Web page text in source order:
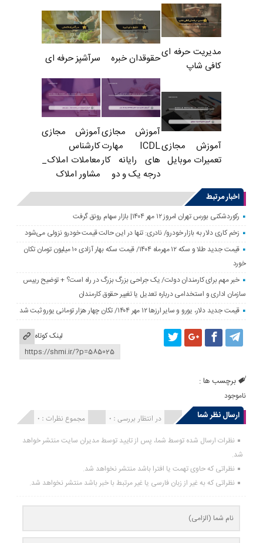
مدیریت حرفه ای
کافی شاپ
حقوقدان خبره سرآشپز حرفه ای
آموزش مجازی
تعمیرات موبایل
آموزش مجازی
ICDL مهارت
های رایانه کار
درجه یک و دو
آموزش مجازی
کارشناس
معاملات املاک_
مشاور املاک
اخبار مرتبط
رکوردشکنی بورس تهران امروز ۱۲ مهر ۱۴۰۴| بازار سهام رونق گرفت
زخم کاری دلار به بازار خودرو/ نادری: تنها در این حالت قیمت خودرو نزولی می‌شود
قیمت جدید طلا و سکه ۱۲ مهرماه ۱۴۰۴/ قیمت سکه بهار آزادی ۱۰ میلیون تومان تکان
خورد
خبر مهم برای کارمندان دولت/ یک جراحی بزرگ بزرگ در راه است؟ + توضیح رییس
سازمان اداری و استخدامی درباره تعدیل یا تغییر حقوق کارمندان
قیمت جدید دلار، یورو و سایر ارزها ۱۲ مهر ۱۴۰۴/ تکان چهار هزار تومانی یورو ثبت شد
لینک کوتاه
برچسب ها :
ناموجود
ارسال نظر شما مجموع نظرات : 0 در انتظار بررسی : 0 انتشار یافته : 0
نظرات ارسال شده توسط شما، پس از تایید توسط مدیران سایت منتشر خواهد
شد.
نظراتی که حاوی تهمت یا افترا باشد منتشر نخواهد شد.
نظراتی که به غیر از زبان فارسی یا غیر مرتبط با خبر باشد منتشر نخواهد شد.